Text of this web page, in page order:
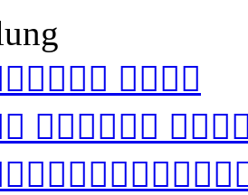

